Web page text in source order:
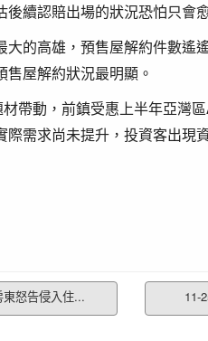
續認賠出場的狀況恐怕只會
的高雄，預售屋解約件數遙
屋解約狀況最明顯。
帶動，前鎮受惠上半年亞灣
需求尚未提升，投資客出現
怒告侵入住... 11-